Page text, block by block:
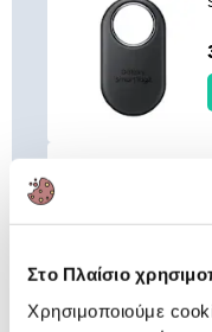
Στο Πλαίσιο
Χρησιμοποιούμε